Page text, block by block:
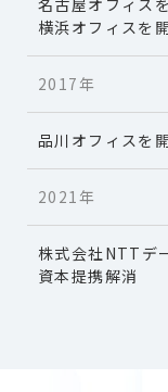
名古屋オフィス
横浜オフィスを
2017年
品川オフィスを
2021年
株式会社NTTデ
資本提携解消